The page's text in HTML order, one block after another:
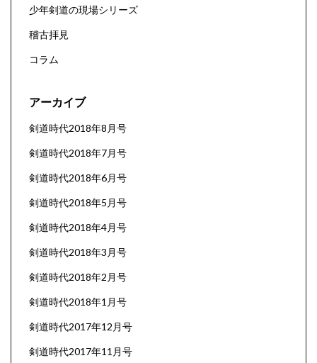
少年剣道の現場シリーズ
稽古拝見
コラム
アーカイブ
剣道時代2018年8月号
剣道時代2018年7月号
剣道時代2018年6月号
剣道時代2018年5月号
剣道時代2018年4月号
剣道時代2018年3月号
剣道時代2018年2月号
剣道時代2018年1月号
剣道時代2017年12月号
剣道時代2017年11月号